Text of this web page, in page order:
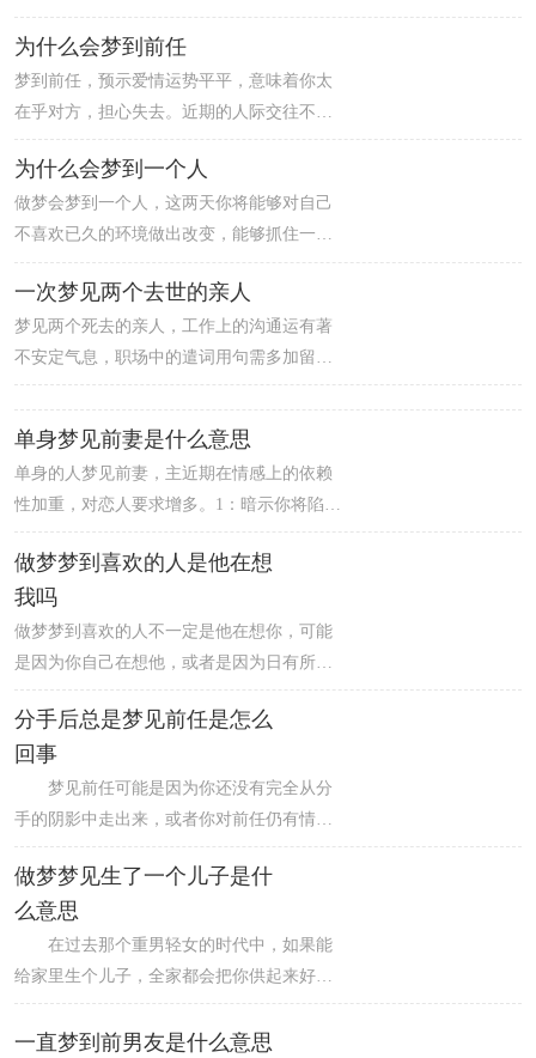
一直以来困扰的问题也可能得到解决，是个
好梦。
去玩玩的。另外，在职场上的你可能也会有
着与上司/老师亲切沟通的样子。
为什么会梦到前任
梦到前任，预示爱情运势平平，意味着你太
在乎对方，担心失去。近期的人际交往不太
顺利，无意间会发觉最信赖的朋友在背后说
自己的闲话，会受到很大的打击，想要治愈
心里的创伤需要一段很长的时间。建议梦者
不要太过烦恼，坦然面对。无法从过往的感
情中走出来。虽然有概率让你们做回朋友，
但是复合的话几乎不可能，建议你断了念
头。
为什么会梦到一个人
做梦会梦到一个人，这两天你将能够对自己
不喜欢已久的环境做出改变，能够抓住一切
出现的机会来进行创新。不过需要注意的
是，你进行革新的目的可能是为了大家共同
的利益，而你自己多半并不能从中得到什么
个人好处。
一次梦见两个去世的亲人
梦见两个死去的亲人，工作上的沟通运有著
不安定气息，职场中的遣词用句需多加留意
的一天。特别是对上司、前辈在提出建议
是这两天待人面上的关键喔。另外，别人家
的传言、坏话，不管是说或听都应避免，由
什麽地方会漏出去的暗示哟。跟家人也有发
单身梦见前妻是什么意思
单身的人梦见前妻，主近期在情感上的依赖
性加重，对恋人要求增多。1：暗示你将陷入
热恋，如醉如痴。2：暗示你在等待一段朦胧
的感情，可能你对某人很有好感，但刚刚开
始交往。3：表示恋爱旅途是会有不如意的事
发生。4：表示你长久的单恋将会有结果。
5：会娶一位绰约多姿的姑娘为妻。
做梦梦到喜欢的人是他在想
我吗
做梦梦到喜欢的人不一定是他在想你，可能
是因为你自己在想他，或者是因为日有所思
夜有所梦。因此，不能单纯地认为做梦梦到
喜欢的人就代表对方在想你。
分手后总是梦见前任是怎么
回事
梦见前任可能是因为你还没有完全从分
手的阴影中走出来，或者你对前任仍有情感
上的依恋。这种情况很正常，但是如果这种
情况持续时间过长，可能会影响你的生活和
情感健康。建议你多关注自己的情绪和生活
状况，尝试接受分手的现实，放下过去，向
前看。
做梦梦见生了一个儿子是什
么意思
在过去那个重男轻女的时代中，如果能
给家里生个儿子，全家都会把你供起来好好
保护着，基本上在家里就有地位了，这就是
所谓的母凭子贵。
一直梦到前男友是什么意思